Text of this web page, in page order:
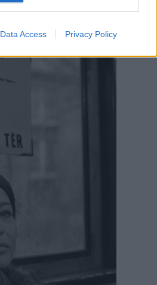
Data Access Privacy Policy